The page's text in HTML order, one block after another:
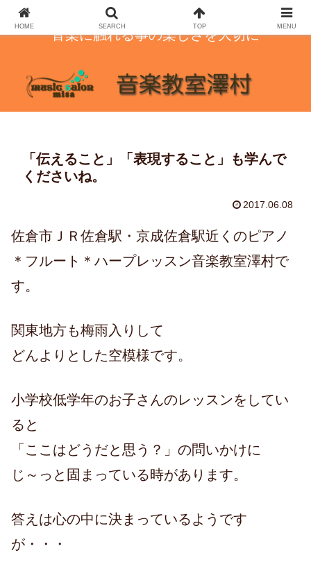
音楽に触れる事の楽しさを大切に
「伝えること」「表現すること」も学んで
くださいね。
2017.06.08
佐倉市ＪＲ佐倉駅・京成佐倉駅近くのピアノ
＊フルート＊ハープレッスン音楽教室澤村で
す。
関東地方も梅雨入りして
どんよりとした空模様です。
小学校低学年のお子さんのレッスンをしてい
ると
「ここはどうだと思う？」の問いかけに
じ～っと固まっている時があります。
答えは心の中に決まっているようです
が・・・
HOME SEARCH TOP MENU